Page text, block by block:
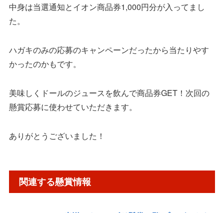
中身は当選通知とイオン商品券1,000円分が入ってまし
た。
ハガキのみの応募のキャンペーンだったから当たりやす
かったのかもです。
美味しくドールのジュースを飲んで商品券GET！次回の
懸賞応募に使わせていただきます。
ありがとうございました！
関連する懸賞情報